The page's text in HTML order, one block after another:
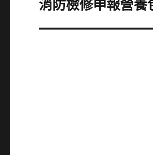
下
篇
消防檢修申報營養